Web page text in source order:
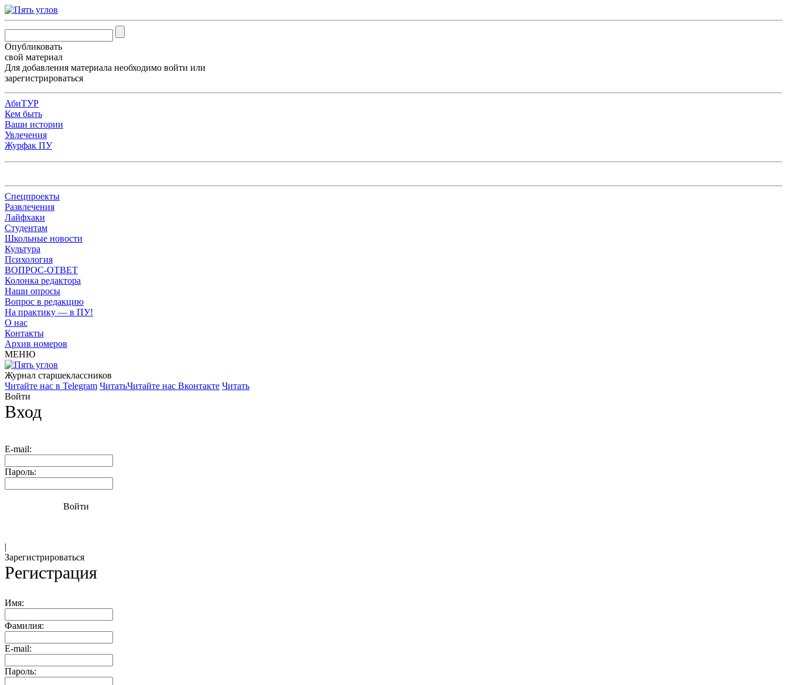
Опубликовать
свой материал
Для добавления материала необходимо войти или
зарегистрироваться
АбиТУР
Кем быть
Ваши истории
Увлечения
Журфак ПУ
Спецпроекты
Развлечения
Лайфхаки
Студентам
Школьные новости
Культура
Психология
ВОПРОС-ОТВЕТ
Колонка редактора
Наши опросы
Вопрос в редакцию
На практику — в ПУ!
О нас
Контакты
Архив номеров
МЕНЮ
Журнал старшекласcников
Читайте нас в Telegram ЧитатьЧитайте нас Вконтакте Читать
Войти
Вход
E-mail:
Пароль:
Войти
|
Зарегистрироваться
Регистрация
Имя:
Фамилия:
E-mail:
Пароль: